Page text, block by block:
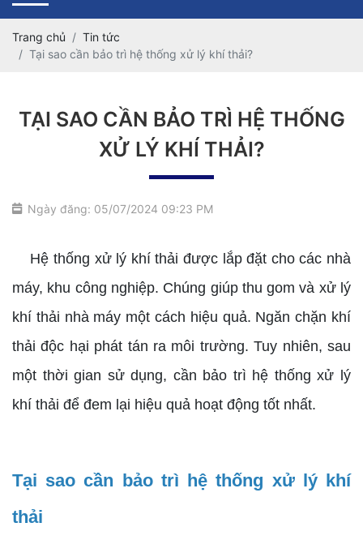
Trang chủ
Tin tức
Tại sao cần bảo trì hệ thống xử lý khí thải?
TẠI SAO CẦN BẢO TRÌ HỆ THỐNG
XỬ LÝ KHÍ THẢI?
Ngày đăng: 05/07/2024 09:23 PM
Hệ thống xử lý khí thải được lắp đặt cho các nhà
máy, khu công nghiệp. Chúng giúp thu gom và xử lý
khí thải nhà máy một cách hiệu quả. Ngăn chặn khí
thải độc hại phát tán ra môi trường. Tuy nhiên, sau
một thời gian sử dụng, cần bảo trì hệ thống xử lý
khí thải để đem lại hiệu quả hoạt động tốt nhất.
Tại sao cần bảo trì hệ thống xử lý khí
thải